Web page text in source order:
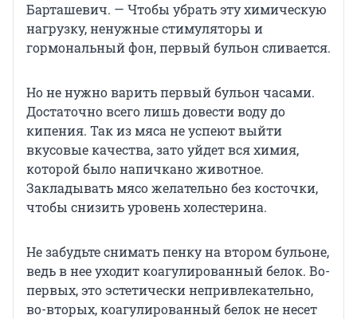
Барташевич. — Чтобы убрать эту химическую
нагрузку, ненужные стимуляторы и
гормональный фон, первый бульон сливается.
Но не нужно варить первый бульон часами.
Достаточно всего лишь довести воду до
кипения. Так из мяса не успеют выйти
вкусовые качества, зато уйдет вся химия,
которой было напичкано животное.
Закладывать мясо желательно без косточки,
чтобы снизить уровень холестерина.
Не забудьте снимать пенку на втором бульоне,
ведь в нее уходит коагулированный белок. Во-
первых, это эстетически непривлекательно,
во-вторых, коагулированный белок не несет